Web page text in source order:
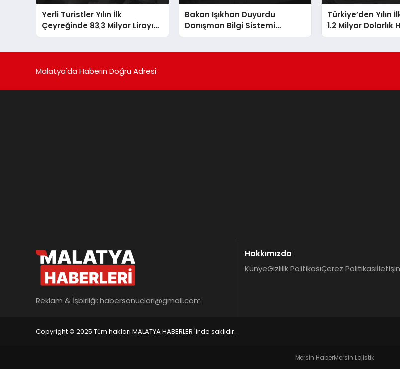
Yerli Turistler Yılın İlk
Çeyreğinde 83,3 Milyar Lirayı
Aile Ziyareti ve Tatile Harcadı
Bakan Işıkhan Duyurdu
Danışman Bilgi Sistemi
Öğrenci ve Velilerin Erişimine
Türkiye’den Yılın
1.2 Milyar Dolarlık
Malatya'da Haberin Doğru Adresi
Reklam & İşbirliği: habersonuclari@gmail.com
Hakkımızda
KünyeGizlilik PolitikasıÇerez Politikası
Copyright © 2025 Tüm hakları MALATYA HABERLER 'inde saklıdır.
Mersin HaberMersin Lojistik